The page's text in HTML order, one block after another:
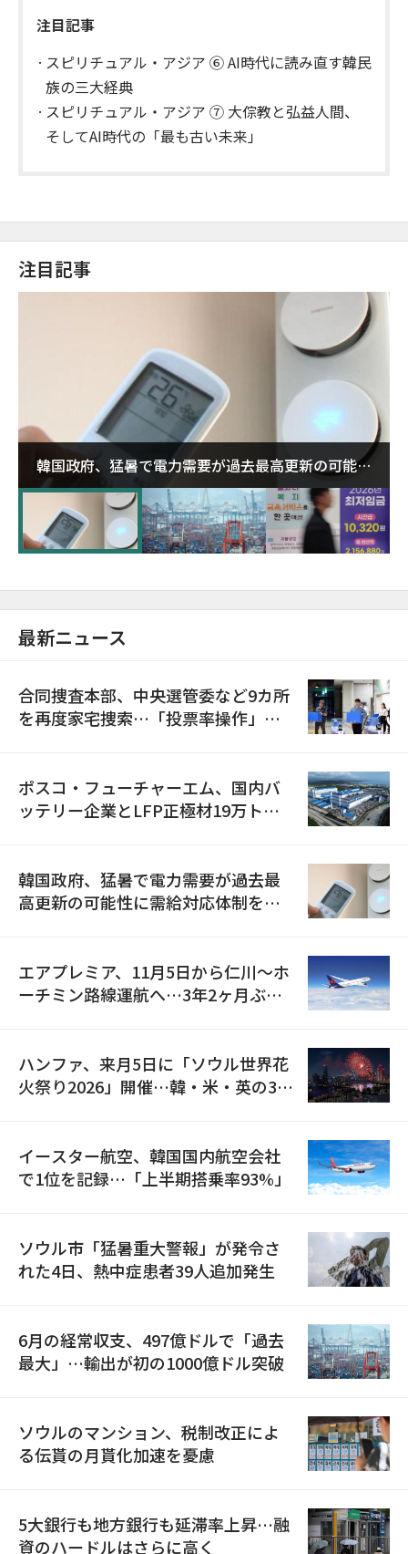
注目記事
スピリチュアル・アジア ⑥ AI時代に読み直す韓民
族の三大経典
スピリチュアル・アジア ⑦ 大倧教と弘益人間、
そしてAI時代の「最も古い未来」
注目記事
韓国政府、猛暑で電力需要が過去最高更新の可能性
に需給対応体制を点検
最新ニュース
合同捜査本部、中央選管委など9カ所
を再度家宅捜索…「投票率操作」の
ポスコ・フューチャーエム、国内バ
ッテリー企業とLFP正極材19万トン
韓国政府、猛暑で電力需要が過去最
高更新の可能性に需給対応体制を点
エアプレミア、11月5日から仁川〜ホ
ーチミン路線運航へ…3年2ヶ月ぶり
ハンファ、来月5日に「ソウル世界花
火祭り2026」開催…韓・米・英の3カ
イースター航空、韓国国内航空会社
で1位を記録…「上半期搭乗率93%」
ソウル市「猛暑重大警報」が発令さ
れた4日、熱中症患者39人追加発生
6月の経常収支、497億ドルで「過去
最大」…輸出が初の1000億ドル突破
ソウルのマンション、税制改正によ
る伝貰の月貰化加速を憂慮
5大銀行も地方銀行も延滞率上昇…融
資のハードルはさらに高く